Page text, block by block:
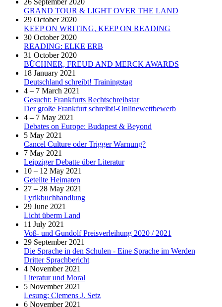
GRAND TOUR & LIGHT OVER THE LAND
29 October 2020
KEEP ON WRITING, KEEP ON READING
30 October 2020
READING: ELKE ERB
31 October 2020
BÜCHNER, FREUD AND MERCK AWARDS
18 January 2021
Deutschland schreibt! Trainingstag
4 – 7 March 2021
Gesucht: Frankfurts Rechtschreibstar
Der große Frankfurt schreibt!-Onlinewettbewerb
4 – 7 May 2021
Debates on Europe: Budapest & Beyond
5 May 2021
Cancel Culture oder Trigger Warnung?
7 May 2021
Leipziger Debatte über Literatur
10 – 12 May 2021
Geteilte Heimaten
27 – 28 May 2021
Lyrikbuchhandlung
29 June 2021
Licht überm Land
11 July 2021
Voß- und Gundolf Preisverleihung 2020 / 2021
29 September 2021
Die Sprache in den Schulen - Eine Sprache im Werden
Dritter Sprachbericht
4 November 2021
Literatur und Moral
5 November 2021
Lesung: Clemens J. Setz
6 November 2021